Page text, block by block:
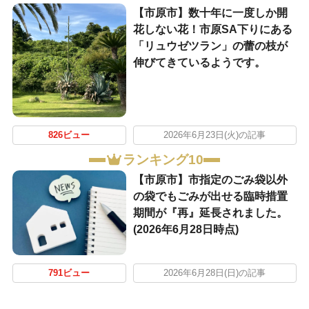
【市原市】数十年に一度しか開
花しない花！市原SA下りにある
「リュウゼツラン」の蕾の枝が
伸びてきているようです。
826ビュー 2026年6月23日(火)の記事
ランキング10
【市原市】市指定のごみ袋以外
の袋でもごみが出せる臨時措置
期間が『再』延長されました。
(2026年6月28日時点)
791ビュー 2026年6月28日(日)の記事